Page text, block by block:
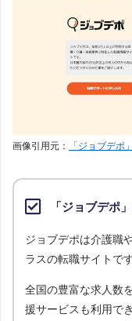
画像引用元： 「ジョブデポ
「ジョブデポ
ジョブデポは介護職
ラスの転職サイトです
全国の豊富な求人数
援サービスも利用で